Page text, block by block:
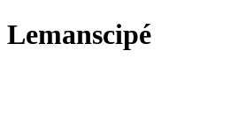
Lemanscipé